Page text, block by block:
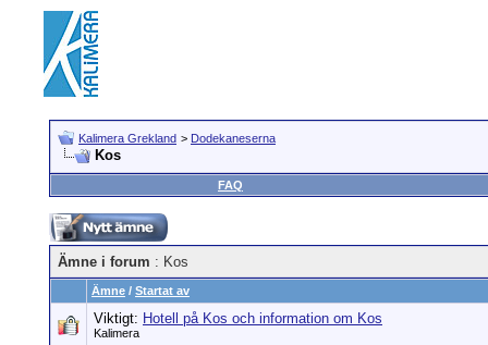
Kalimera Grekland > Dodekaneserna
Kos
FAQ
Ämne i forum : Kos
Ämne / Startat av
Viktigt: Hotell på Kos och information om Kos
Kalimera